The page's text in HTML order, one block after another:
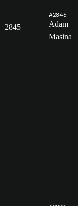
2845
#2845
Adam
Masina